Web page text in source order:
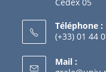
Téléphone :
(+33) 01 44
Mail :